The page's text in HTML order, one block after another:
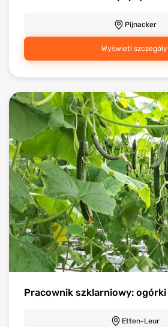
Pijnacker
Wyświetl szczegóły
Pracownik szklarniowy: ogórki
Etten-Leur